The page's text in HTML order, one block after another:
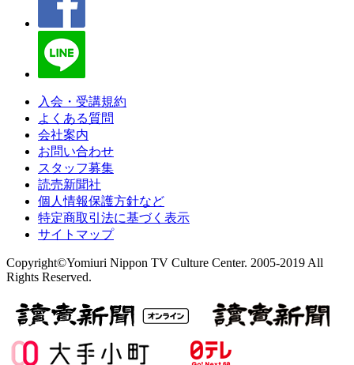
入会・受講規約
よくある質問
会社案内
お問い合わせ
スタッフ募集
読売新聞社
個人情報保護方針など
特定商取引法に基づく表示
サイトマップ
Copyright©Yomiuri Nippon TV Culture Center. 2005-2019 All
Rights Reserved.